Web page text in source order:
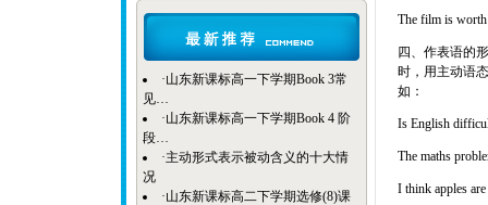
·山东新课标高一下学期Book 3常
见…
·山东新课标高一下学期Book 4 阶
段…
·主动形式表示被动含义的十大情
况
·山东新课标高二下学期选修(8)课
The film is
四、作表语的
时，用主动语
如：
Is English
The maths
I think apples